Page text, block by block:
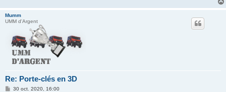
Mumm
UMM d'Argent
Re: Porte-clés en 3D
M30 oct. 2020, 16:00